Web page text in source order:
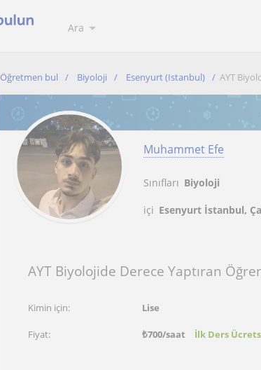
Ara
Öğretmen bul Biyoloji Esenyurt (Istanbul) AYT
Muhammet Efe
Sınıfları Biyoloji
içi Esenyurt İstanbul,
AYT Biyolojide Derece Yaptıran
Kimin için: Lise
Fiyat: ₺700/saat İlk Ders